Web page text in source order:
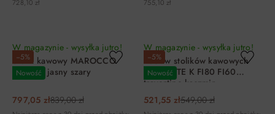
728,10 zł
755,10 zł
−5%
Nowość
W magazynie - wysyłka jutro!
Stolik kawowy MAROCCO
120X60 jasny szary
797,05 zł839,00 zł
−5%
Nowość
W magazynie - wysyłka jutro!
Zestaw stolików kawowych
FERRANTE K FI80 FI60
travertine kaszmir
521,55 zł549,00 zł